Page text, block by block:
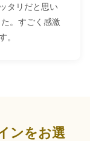
タリだと思い
。すごく感激
。
ンをお選